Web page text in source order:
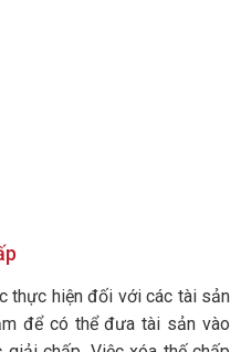
thực hiện đối với các tài sản
để có thể đưa tài sản vào